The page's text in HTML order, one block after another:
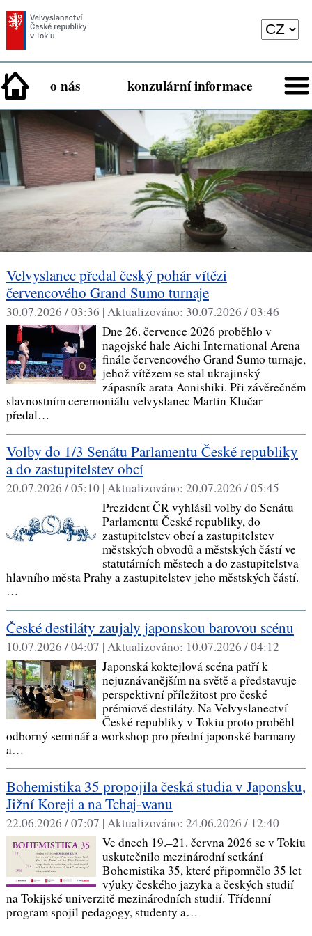
o nás konzulární informace
Velvyslanec předal český pohár vítězi
červencového Grand Sumo turnaje
30.07.2026 / 03:36 |Aktualizováno: 30.07.2026 / 03:46
Dne 26. července 2026 proběhlo v
nagojské hale Aichi International Arena
finále červencového Grand Sumo turnaje,
jehož vítězem se stal ukrajinský
zápasník arata Aonishiki. Při závěrečném
slavnostním ceremoniálu velvyslanec Martin Klučar
předal…
Volby do 1/3 Senátu Parlamentu České republiky
a do zastupitelstev obcí
20.07.2026 / 05:10 |Aktualizováno: 20.07.2026 / 05:45
Prezident ČR vyhlásil volby do Senátu
Parlamentu České republiky, do
zastupitelstev obcí a zastupitelstev
městských obvodů a městských částí ve
statutárních městech a do zastupitelstva
hlavního města Prahy a zastupitelstev jeho městských částí.
…
České destiláty zaujaly japonskou barovou scénu
10.07.2026 / 04:07 |Aktualizováno: 10.07.2026 / 04:12
Japonská koktejlová scéna patří k
nejuznávanějším na světě a představuje
perspektivní příležitost pro české
prémiové destiláty. Na Velvyslanectví
České republiky v Tokiu proto proběhl
odborný seminář a workshop pro přední japonské barmany
a…
Bohemistika 35 propojila česká studia v Japonsku,
Jižní Koreji a na Tchaj-wanu
22.06.2026 / 07:07 |Aktualizováno: 24.06.2026 / 12:40
Ve dnech 19.–21. června 2026 se v Tokiu
uskutečnilo mezinárodní setkání
Bohemistika 35, které připomnělo 35 let
výuky českého jazyka a českých studií
na Tokijské univerzitě mezinárodních studií. Třídenní
program spojil pedagogy, studenty a…